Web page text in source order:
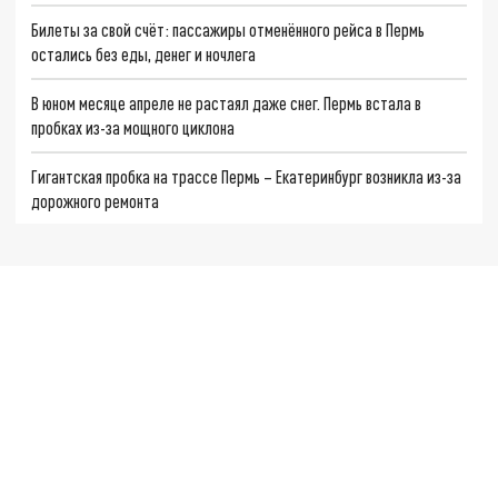
Билеты за свой счёт: пассажиры отменённого рейса в Пермь
остались без еды, денег и ночлега
В юном месяце апреле не растаял даже снег. Пермь встала в
пробках из-за мощного циклона
Гигантская пробка на трассе Пермь – Екатеринбург возникла из-за
дорожного ремонта